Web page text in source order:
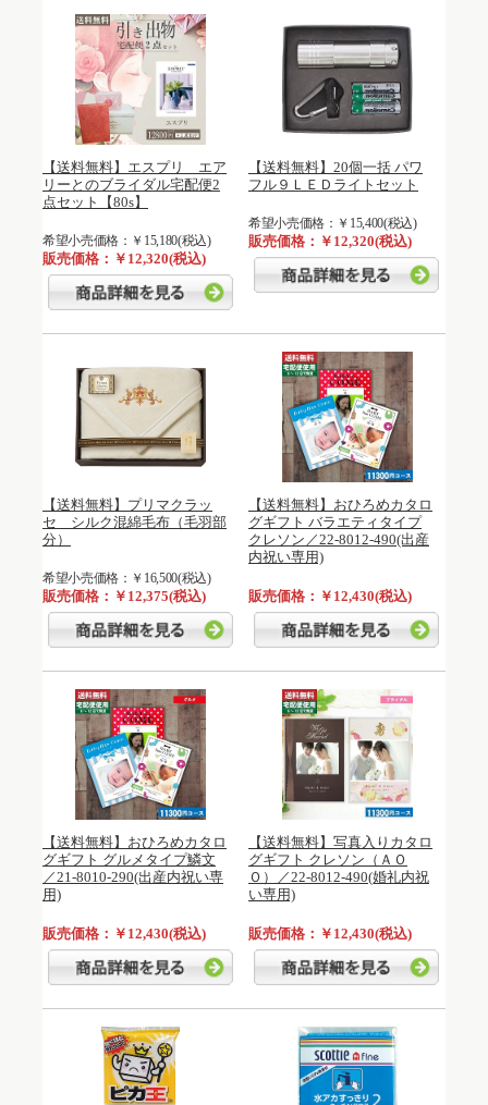
【送料無料】エスプリ エア
リーとのブライダル宅配便2
点セット【80s】
希望小売価格：￥15,180(税込)
販売価格：￥12,320(税込)
【送料無料】20個一括 パワ
フル９ＬＥＤライトセット
希望小売価格：￥15,400(税込)
販売価格：￥12,320(税込)
【送料無料】プリマクラッ
セ シルク混綿毛布（毛羽部
分）
希望小売価格：￥16,500(税込)
販売価格：￥12,375(税込)
【送料無料】おひろめカタロ
グギフト バラエティタイプ
クレソン／22-8012-490(出産
内祝い専用)
販売価格：￥12,430(税込)
【送料無料】おひろめカタロ
グギフト グルメタイプ鱗文
／21-8010-290(出産内祝い専
用)
販売価格：￥12,430(税込)
【送料無料】写真入りカタロ
グギフト クレソン（ＡＯ
Ｏ）／22-8012-490(婚礼内祝
い専用)
販売価格：￥12,430(税込)